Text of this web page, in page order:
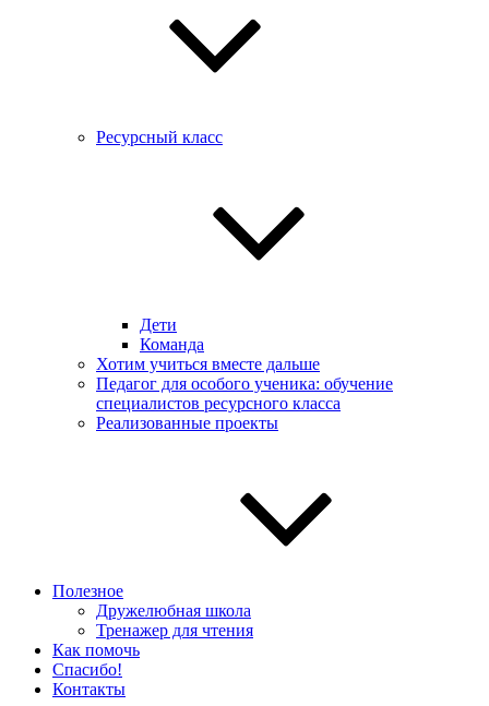
Ресурсный класс
Дети
Команда
Хотим учиться вместе дальше
Педагог для особого ученика: обучение
специалистов ресурсного класса
Реализованные проекты
Полезное
Дружелюбная школа
Тренажер для чтения
Как помочь
Спасибо!
Контакты